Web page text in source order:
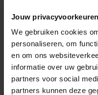
Jouw
We gebruiken cookies
personaliseren, om
en om ons
informatie over uw
partners voor social
partners kunnen deze